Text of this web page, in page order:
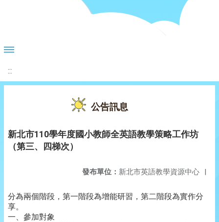
:::
公告訊息
新北市110學年度國小教師全英語教學策略工作坊
（第三、四梯次）
發布單位： 新北市英語教學資源中心 |
分為兩個階段，第一階段為增能研習，第二階段為實作分
享。
一、參加對象